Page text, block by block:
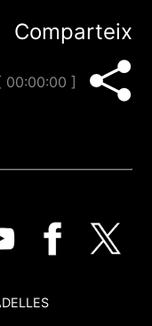
Comparteix
00:00:00 ]